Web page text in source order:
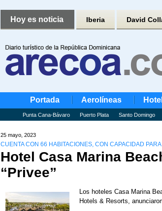
Hoy es noticia Iberia David
Portada Aerolíneas
Punta Cana-Bávaro Puerto Plata Santo Domingo
25 mayo, 2023
CUENTA CON 66 HABITACIONES, CON CAPACIDAD
Hotel Casa Marina
“Privee”
Los hoteles Casa Marina
Hotels & Resorts,